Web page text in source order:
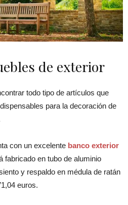
de exterior
todo tipo de artículos que
para la decoración de
con un excelente banco exterior
fabricado en tubo de aluminio
y respaldo en médula de ratán
euros.